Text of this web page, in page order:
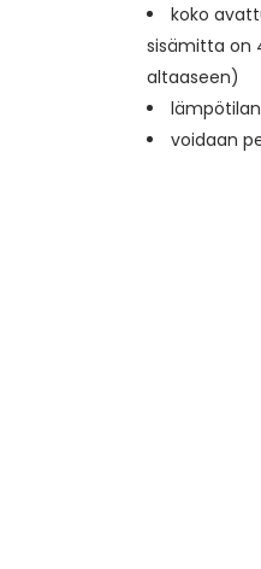
koko
sisämitta on
altaaseen)
voidaan